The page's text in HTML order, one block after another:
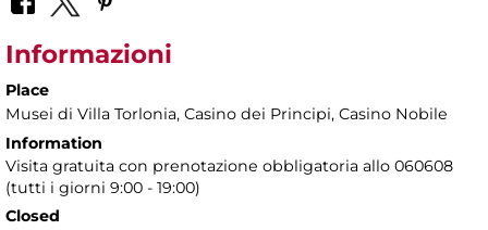
Informazioni
Place
Musei di Villa Torlonia, Casino dei Principi, Casino Nobile
Information
Visita gratuita con prenotazione obbligatoria allo 060608
(tutti i giorni 9:00 - 19:00)
Closed